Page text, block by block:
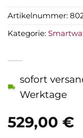
529,00 €
sofort
Werktage
Artikelnummer:
Kategorie: